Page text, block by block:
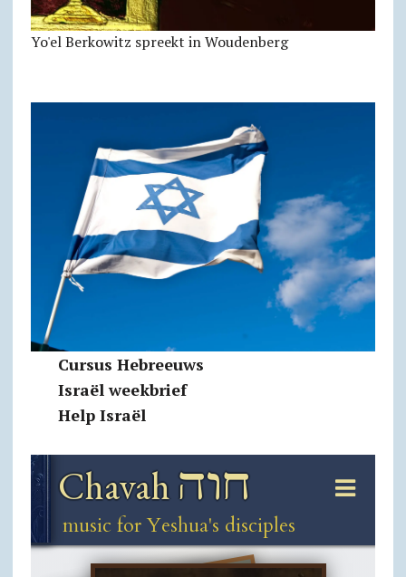
Yo'el Berkowitz spreekt in Woudenberg
Cursus Hebreeuws
Israël weekbrief
Help Israël